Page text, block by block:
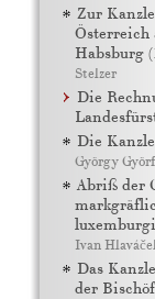
Zur
Österreich
Habsburg
Stelzer
Die
Die
György
Abriß der
Ivan
Das
der